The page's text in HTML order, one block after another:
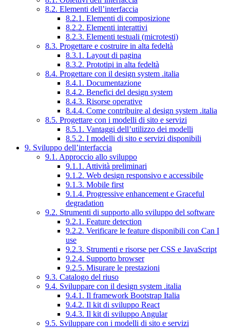
8.2. Elementi dell’interfaccia
8.2.1. Elementi di composizione
8.2.2. Elementi interattivi
8.2.3. Elementi testuali (microtesti)
8.3. Progettare e costruire in alta fedeltà
8.3.1. Layout di pagina
8.3.2. Prototipi in alta fedeltà
8.4. Progettare con il design system .italia
8.4.1. Documentazione
8.4.2. Benefici del design system
8.4.3. Risorse operative
8.4.4. Come contribuire al design system .italia
8.5. Progettare con i modelli di sito e servizi
8.5.1. Vantaggi dell’utilizzo dei modelli
8.5.2. I modelli di sito e servizi disponibili
9. Sviluppo dell’interfaccia
9.1. Approccio allo sviluppo
9.1.1. Attività preliminari
9.1.2. Web design responsivo e accessibile
9.1.3. Mobile first
9.1.4. Progressive enhancement e Graceful
degradation
9.2. Strumenti di supporto allo sviluppo del software
9.2.1. Feature detection
9.2.2. Verificare le feature disponibili con Can I
use
9.2.3. Strumenti e risorse per CSS e JavaScript
9.2.4. Supporto browser
9.2.5. Misurare le prestazioni
9.3. Catalogo del riuso
9.4. Sviluppare con il design system .italia
9.4.1. Il framework Bootstrap Italia
9.4.2. Il kit di sviluppo React
9.4.3. Il kit di sviluppo Angular
9.5. Sviluppare con i modelli di sito e servizi